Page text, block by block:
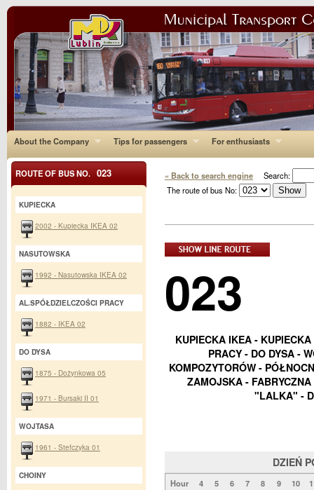
About the Company Tips for passengers For enthusiasts
« Back to search engine Search:
The route of bus No:
023
KUPIECKA IKEA -
PRACY - DO DYSA -
KOMPOZYTORÓW -
ZAMOJSKA -
"LALKA" -
DZIEŃ
Hour 4 5 6 7 8 9 10
ROUTE OF BUS NO. 023
KUPIECKA
2002 - Kupiecka IKEA 02
NASUTOWSKA
1992 - Nasutowska IKEA 02
AL.SPÓŁDZIELCZOŚCI PRACY
1882 - IKEA 02
DO DYSA
1875 - Dożynkowa 05
1971 - Bursaki II 01
WOJTASA
1961 - Stefczyka 01
CHOINY